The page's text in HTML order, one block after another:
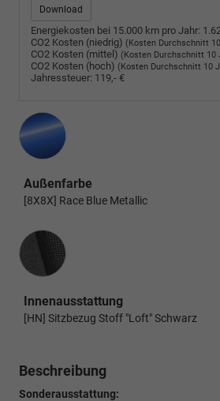
Download
Energiekosten bei 15.000 km pro Jahr:
CO2 Kosten (niedrig) (Kosten Durchschnitt
CO2 Kosten (mittel) (Kosten Durchschnitt 10
CO2 Kosten (hoch) (Kosten Durchschnitt 10
Jahressteuer: 119,- €
Außenfarbe
[8X8X] Race Blue Metallic
Innenausstattung
Innenausstattung
[HN] Sitzbezug Stoff "Loft" Schwarz
Beschreibung
Sonderausstattung: